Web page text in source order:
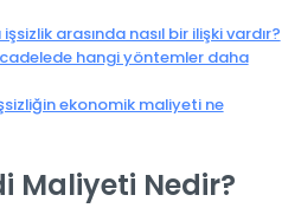
arasında nasıl bir ilişki vardır?
hangi yöntemler daha
ekonomik maliyeti ne
Maliyeti Nedir?